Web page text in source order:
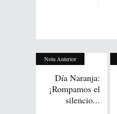
Nota Anterior
Día Naranja:
¡Rompamos el
silencio...